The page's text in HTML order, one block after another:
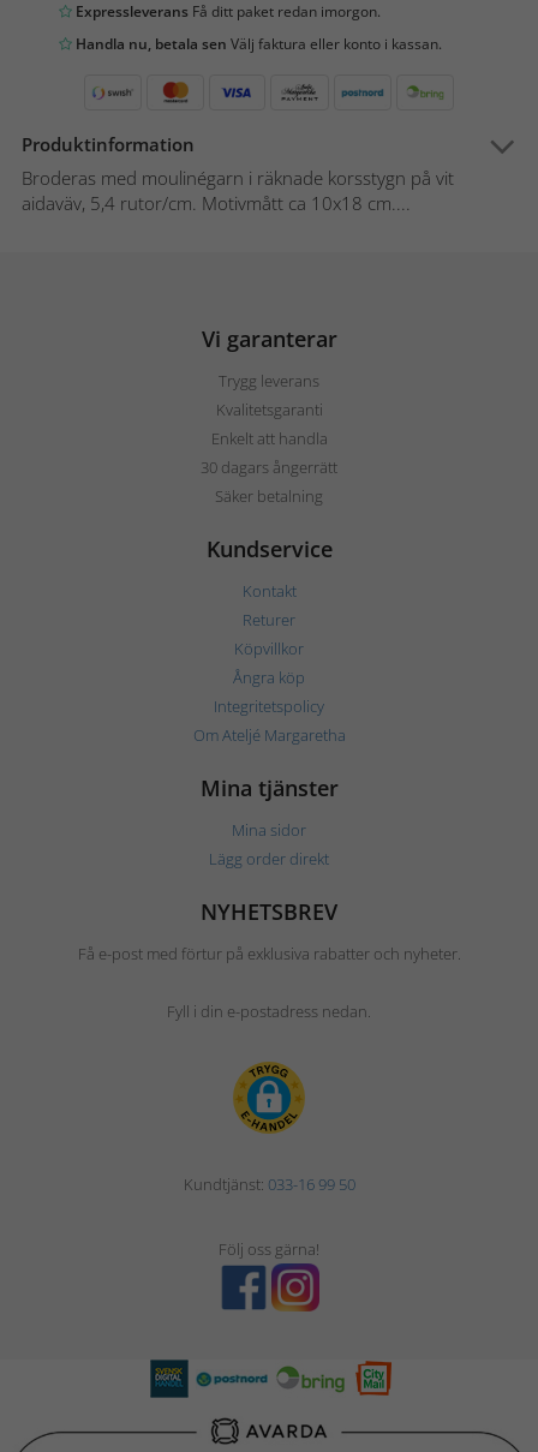
Expressleverans Få ditt paket redan imorgon.
Handla nu, betala sen Välj faktura eller konto i kassan.
Produktinformation
Broderas med moulinégarn i räknade korsstygn på vit
aidaväv, 5,4 rutor/cm. Motivmått ca 10x18 cm....
Vi garanterar
Trygg leverans
Kvalitetsgaranti
Enkelt att handla
30 dagars ångerrätt
Säker betalning
Kundservice
Kontakt
Returer
Köpvillkor
Ångra köp
Integritetspolicy
Om Ateljé Margaretha
Mina tjänster
Mina sidor
Lägg order direkt
NYHETSBREV
Få e-post med förtur på exklusiva rabatter och nyheter.
Fyll i din e-postadress nedan.
Kundtjänst: 033-16 99 50
Följ oss gärna!